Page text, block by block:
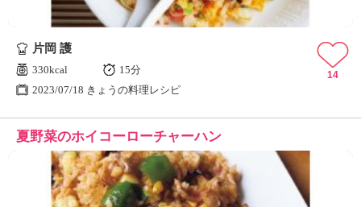
片岡 護
330kcal
15分
2023/07/18 きょうの料理レシピ
14
夏野菜のホイコーローチャーハン